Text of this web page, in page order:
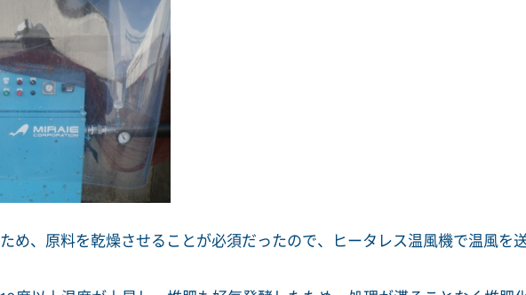
め、原料を乾燥させることが必須だったので、ヒータレス温風機で温風を